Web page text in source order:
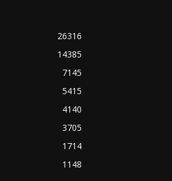
26316
14385
7145
5415
4140
3705
1714
1148